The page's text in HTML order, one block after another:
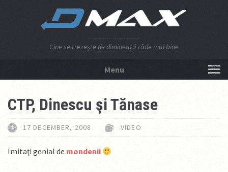
Cine se trezeşte de dimineaţă râde mai bine
Menu
CTP, Dinescu şi Tănase
17 DECEMBER, 2008 VIDEO
Imitaţi genial de mondenii